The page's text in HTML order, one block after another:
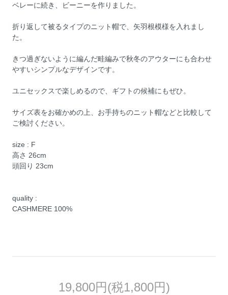
ベレーに続き、ビーニーを作りました。
折り返して被るタイプのニット帽で、矢羽根模様を入れまし
た。
きつ過ぎないように編んだ畦編みで秋冬のアウターにも合わせ
やすいシンプルなデザインです。
ユニセックスで楽しめるので、ギフトの候補にもぜひ。
サイズ表をお確かめの上、お手持ちのニット帽などと比較して
ご検討ください。
size : F
高さ 26cm
頭回り 23cm
quality :
CASHMERE 100%
19,800円(税1,800円)